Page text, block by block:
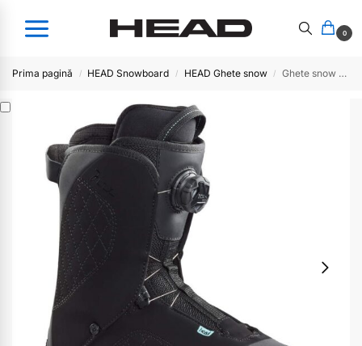
0
Prima pagină / HEAD Snowboard / HEAD Ghete snow / Ghete snow Jinx LYT BOA Coiler